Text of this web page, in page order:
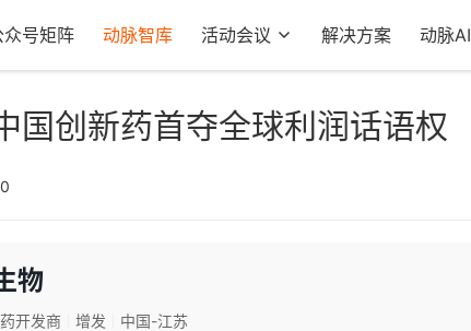
众号矩阵 动脉智库 活动会议 解决方案 动脉AI
国创新药首夺全球利润话语权
物
开发商 增发 中国-江苏